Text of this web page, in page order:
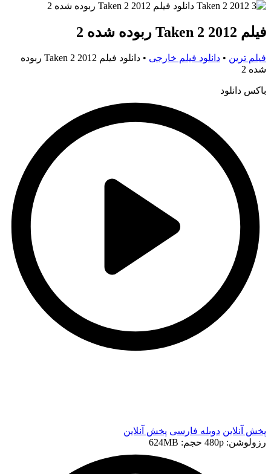
فیلم Taken 2 2012 ربوده شده 2
فیلم ترین • دانلود فیلم خارجی •
دانلود فیلم Taken 2 2012 ربوده
شده 2
باکس دانلود
پخش آنلاین دوبله فارسی پخش آنلاین
رزولوشن: 480p
حجم: 624MB